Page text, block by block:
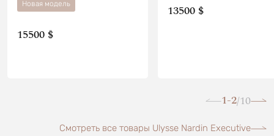
Новая модель
15500 $
13500 $
1-2/10
Смотреть все товары Ulysse Nardin Executive